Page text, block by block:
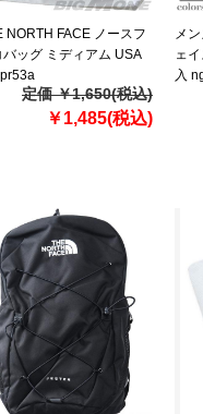
NORTH FACE ノースフ
バッグ ミディアム USA
定価 ￥1,650(税込)
￥1,485(税込)
メ
ェ
入